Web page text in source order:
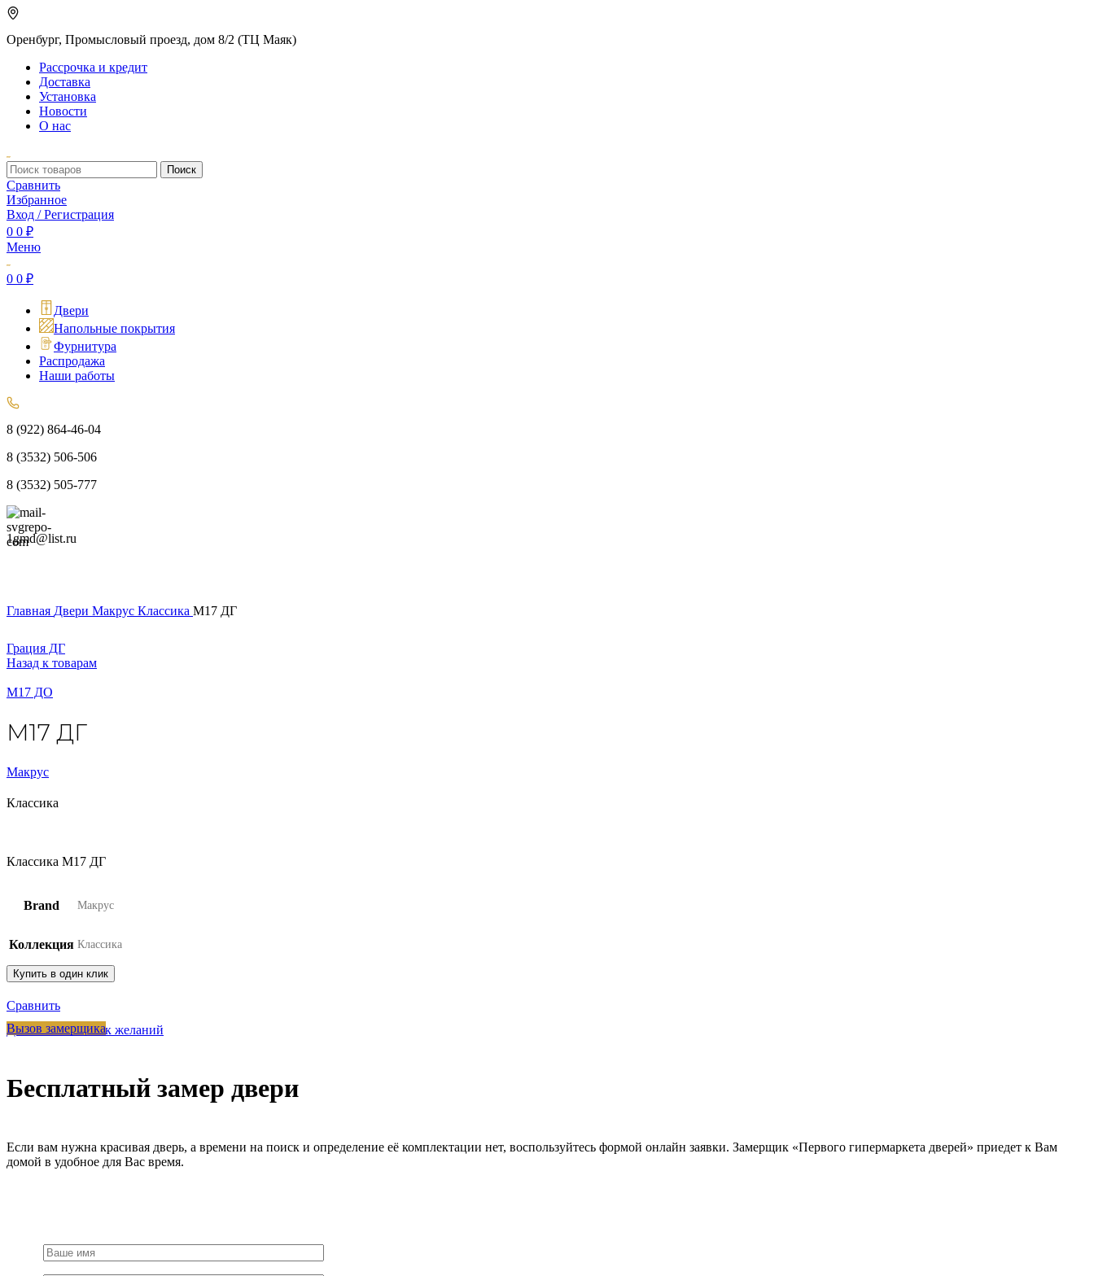
Оренбург, Промысловый проезд, дом 8/2 (ТЦ Маяк)
Рассрочка и кредит
Доставка
Установка
Новости
О нас
Поиск
Сравнить
Избранное
Вход / Регистрация
0 0 ₽
Меню
0 0 ₽
Двери
Напольные покрытия
Фурнитура
Распродажа
Наши работы
8 (922) 864-46-04
8 (3532) 506-506
8 (3532) 505-777
1gmd@list.ru
Главная Двери Макрус Классика М17 ДГ
Грация ДГ
Назад к товарам
М17 ДО
М17 ДГ
Макрус
Классика
Классика М17 ДГ
Brand Макрус
Коллекция Классика
Купить в один клик
Сравнить
Добавить в список желаний
Вызов замерщика
Бесплатный замер двери
Если вам нужна красивая дверь, а времени на поиск и определение её комплектации нет, воспользуйтесь формой онлайн заявки. Замерщик «Первого гипермаркета дверей» приедет к Вам
домой в удобное для Вас время.